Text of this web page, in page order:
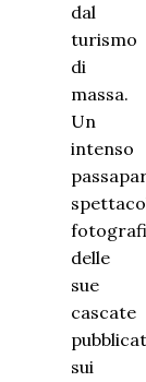
dal
turismo
di
massa.
Un
intenso
delle
sue
cascate
sui